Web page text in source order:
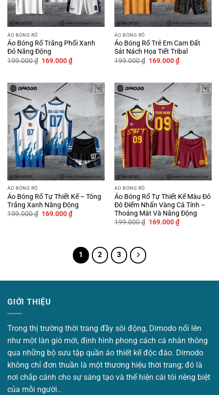
ÁO BÓNG RỔ
Áo Bóng Rổ Trắng Phối Xanh
Đỏ Năng Động
199.000₫ Giá
169.000₫Giá
hiện
169.000 ₫.
ÁO BÓNG RỔ
Áo Bóng Rổ Trẻ Em Cam Đất
Sát Nách Họa Tiết Tribal
199.000₫ Giá
169.000₫Giá
hiện
169.000 ₫.
ÁO BÓNG RỔ
Áo Bóng Rổ Tự Thiết Kế – Tông
Trắng Xanh Năng Động
199.000₫ Giá
169.000₫Giá
hiện
ÁO BÓNG RỔ
Áo Bóng Rổ Tự Thiết Kế Màu Đỏ
Đô Điểm Nhấn Vàng Cá Tính –
Thoáng Mát Và Năng Động
199.000₫ Giá
169.000₫Giá
hiện
1 2 3
GIỚI THIỆU
Trong thị trường thời trang đầy sôi động, Dimodo nổi lên
như một làn gió mới, định hình phong cách cá nhân thông
qua những bộ sưu tập quần áo thiết kế độc đáo. Dimodo
không chỉ đơn thuần là một thương hiệu thời trang; đó là
nơi chắp cánh cho sự sáng tạo và thể hiện cái tôi riêng biệt
của mỗi người..